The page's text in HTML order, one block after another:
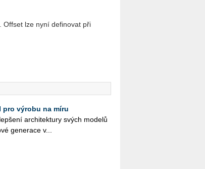
Offset lze nyní definovat při
pro výrobu na míru
ar­chi­tek­tu­ry svých mo­de­lů
ge­ne­ra­ce v...